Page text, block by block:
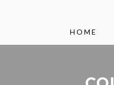
HOME